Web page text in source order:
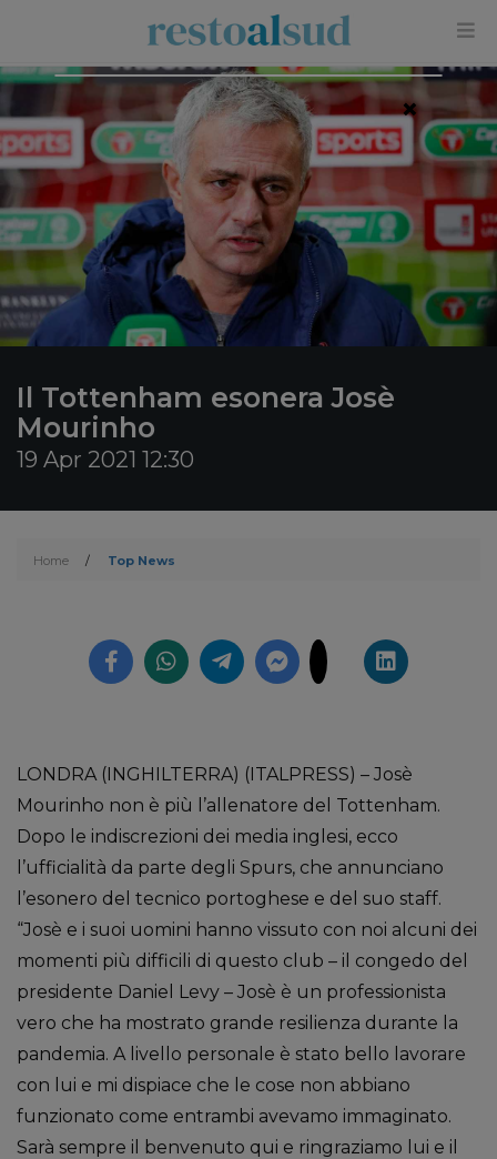
Il Tottenham esonera Josè
Mourinho
19 Apr 2021 12:30
Home / Top News
LONDRA (INGHILTERRA) (ITALPRESS) – Josè
Mourinho non è più l’allenatore del Tottenham.
Dopo le indiscrezioni dei media inglesi, ecco
l’ufficialità da parte degli Spurs, che annunciano
l’esonero del tecnico portoghese e del suo staff.
“Josè e i suoi uomini hanno vissuto con noi alcuni dei
momenti più difficili di questo club – il congedo del
presidente Daniel Levy – Josè è un professionista
vero che ha mostrato grande resilienza durante la
pandemia. A livello personale è stato bello lavorare
con lui e mi dispiace che le cose non abbiano
funzionato come entrambi avevamo immaginato.
Sarà sempre il benvenuto qui e ringraziamo lui e il
×